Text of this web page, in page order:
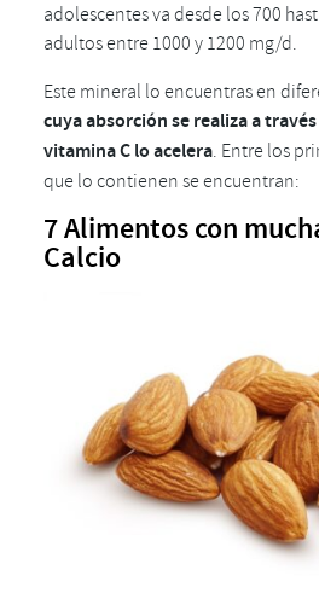
adolescentes va desde los 700
adultos entre 1000 y 1200 mg/d.
Este mineral lo encuentras en
cuya absorción se realiza a
vitamina C lo acelera. Entre los
que lo contienen se encuentran:
7 Alimentos con
Calcio